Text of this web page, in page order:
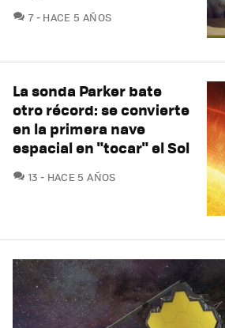
7COMENTARIOS
HACE 5 AÑOS
La sonda Parker bate
otro récord: se convierte
en la primera nave
espacial en "tocar" el Sol
13 COMENTARIOS
HACE 5 AÑOS